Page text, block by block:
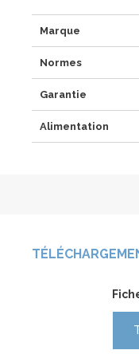
Marque
Normes
Garantie
Alimentation